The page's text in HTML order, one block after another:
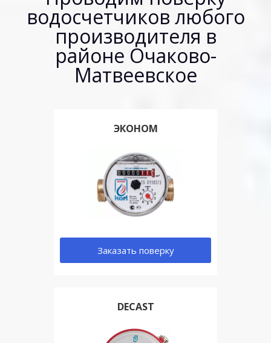
водосчетчиков любого
производителя в
районе Очаково-
Матвеевское
ЭКОНОМ
Заказать поверку
DECAST